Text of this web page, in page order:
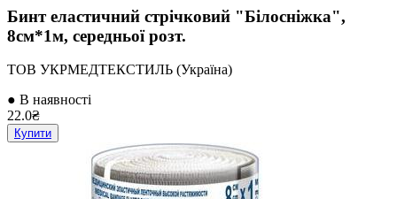
Бинт еластичний стрічковий "Білосніжка",
8см*1м, середньої розт.
ТОВ УКРМЕДТЕКСТИЛЬ (Україна)
● В наявності
22.0₴
Купити